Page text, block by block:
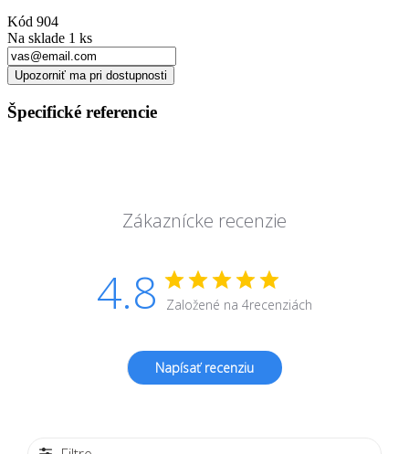
Kód 904
Na sklade 1 ks
Upozorniť ma pri dostupnosti
Špecifické referencie
Zákaznícke recenzie
4.8 Založené na 4recenziách
Napísať recenziu